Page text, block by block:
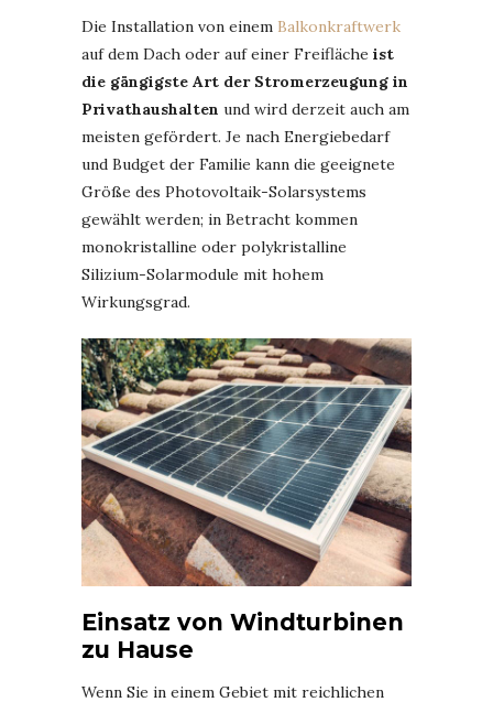
Die Installation von einem Balkonkraftwerk
auf dem Dach oder auf einer Freifläche ist
die gängigste Art der Stromerzeugung in
Privathaushalten und wird derzeit auch am
meisten gefördert. Je nach Energiebedarf
und Budget der Familie kann die geeignete
Größe des Photovoltaik-Solarsystems
gewählt werden; in Betracht kommen
monokristalline oder polykristalline
Silizium-Solarmodule mit hohem
Wirkungsgrad.
Einsatz von Windturbinen
zu Hause
Wenn Sie in einem Gebiet mit reichlichen